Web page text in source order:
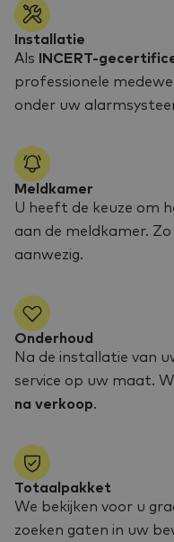
Installatie
Als
INCERT-
professionele
onder uw
Meldkamer
U heeft de keuze om
aan de meldkamer. Zo
aanwezig.
Onderhoud
Na de installatie van
service op uw maat.
na verkoop.
Totaalpakket
We bekijken voor u
zoeken gaten in uw